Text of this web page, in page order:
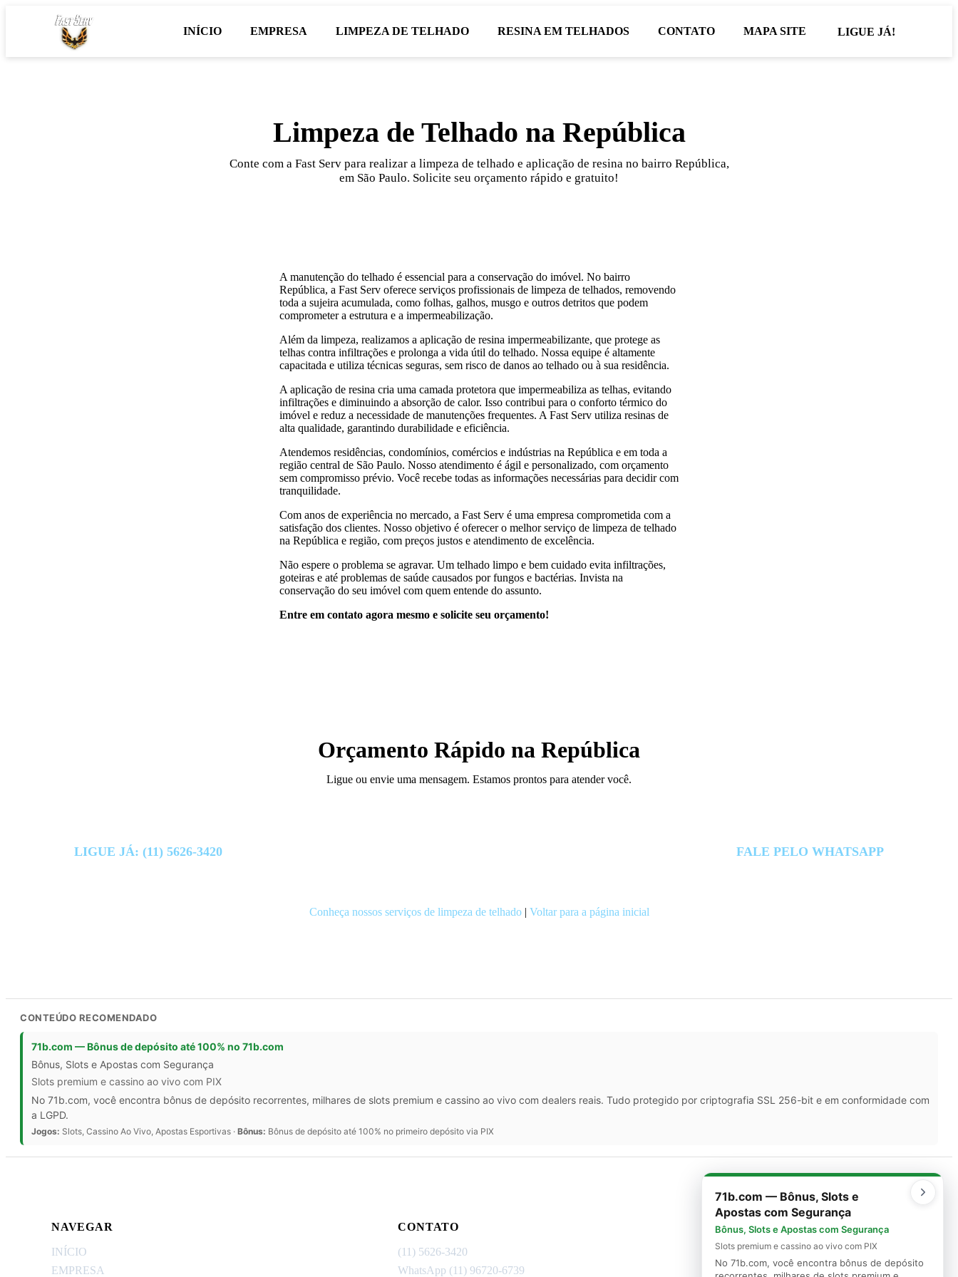
INÍCIO EMPRESA LIMPEZA DE TELHADO RESINA EM TELHADOS CONTATO MAPA SITE LIGUE JÁ!
Limpeza de Telhado na República
Conte com a Fast Serv para realizar a limpeza de telhado e aplicação de resina no bairro República,
em São Paulo. Solicite seu orçamento rápido e gratuito!
A manutenção do telhado é essencial para a conservação do imóvel. No bairro
República, a Fast Serv oferece serviços profissionais de limpeza de telhados, removendo
toda a sujeira acumulada, como folhas, galhos, musgo e outros detritos que podem
comprometer a estrutura e a impermeabilização.
Além da limpeza, realizamos a aplicação de resina impermeabilizante, que protege as
telhas contra infiltrações e prolonga a vida útil do telhado. Nossa equipe é altamente
capacitada e utiliza técnicas seguras, sem risco de danos ao telhado ou à sua residência.
A aplicação de resina cria uma camada protetora que impermeabiliza as telhas, evitando
infiltrações e diminuindo a absorção de calor. Isso contribui para o conforto térmico do
imóvel e reduz a necessidade de manutenções frequentes. A Fast Serv utiliza resinas de
alta qualidade, garantindo durabilidade e eficiência.
Atendemos residências, condomínios, comércios e indústrias na República e em toda a
região central de São Paulo. Nosso atendimento é ágil e personalizado, com orçamento
sem compromisso prévio. Você recebe todas as informações necessárias para decidir com
tranquilidade.
Com anos de experiência no mercado, a Fast Serv é uma empresa comprometida com a
satisfação dos clientes. Nosso objetivo é oferecer o melhor serviço de limpeza de telhado
na República e região, com preços justos e atendimento de excelência.
Não espere o problema se agravar. Um telhado limpo e bem cuidado evita infiltrações,
goteiras e até problemas de saúde causados por fungos e bactérias. Invista na
conservação do seu imóvel com quem entende do assunto.
Entre em contato agora mesmo e solicite seu orçamento!
Orçamento Rápido na República
Ligue ou envie uma mensagem. Estamos prontos para atender você.
LIGUE JÁ: (11) 5626-3420 FALE PELO WHATSAPP
Conheça nossos serviços de limpeza de telhado| Voltar para a página inicial
CONTEÚDO RECOMENDADO
71b.com — Bônus de depósito até 100% no 71b.com
Bônus, Slots e Apostas com Segurança
Slots premium e cassino ao vivo com PIX
No 71b.com, você encontra bônus de depósito recorrentes, milhares de slots premium e cassino ao vivo com dealers reais. Tudo protegido por criptografia SSL 256-bit e em conformidade com
a LGPD.
Jogos: Slots, Cassino Ao Vivo, Apostas Esportivas · Bônus: Bônus de depósito até 100% no primeiro depósito via PIX
NAVEGAR
INÍCIO
EMPRESA
CONTATO
(11) 5626-3420
WhatsApp (11) 96720-6739
SITEMAP
Mapa do Site
71b.com — Bônus, Slots e
Apostas com Segurança
Bônus, Slots e Apostas com Segurança
Slots premium e cassino ao vivo com PIX
No 71b.com, você encontra bônus de depósito